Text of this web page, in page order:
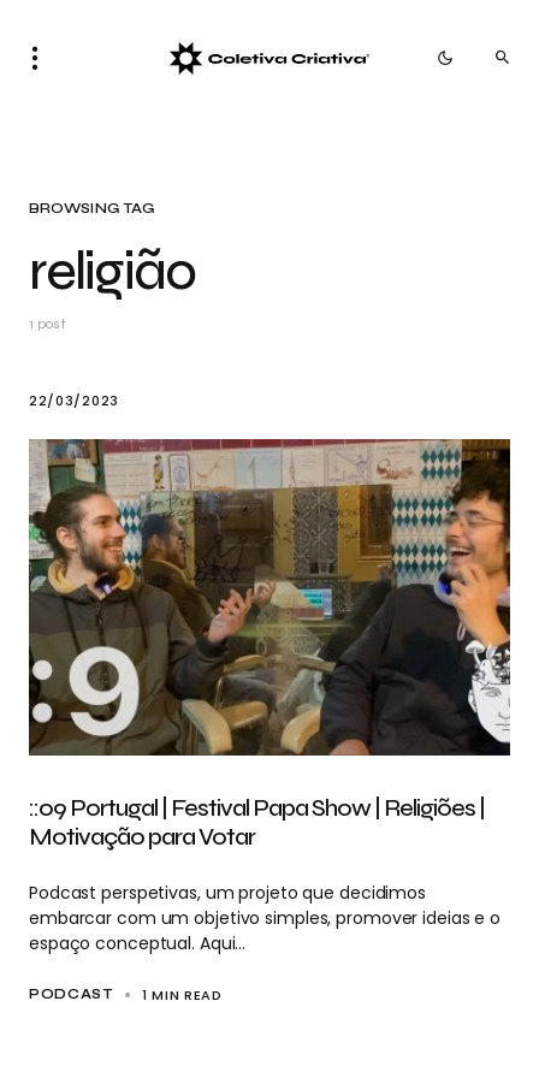
BROWSING TAG
religião
1 post
PODCAST 1 MIN READ
::09 Portugal | Festival Papa Show | Religiões |
Motivação para Votar
Podcast perspetivas, um projeto que decidimos
embarcar com um objetivo simples, promover ideias e o
espaço conceptual. Aqui…
22/03/2023